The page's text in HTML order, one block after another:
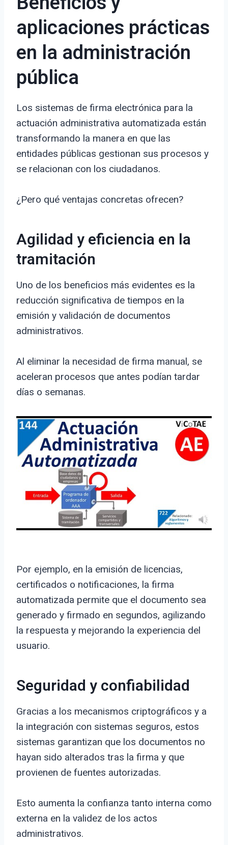
aplicaciones prácticas
en la administración
pública
Los sistemas de firma electrónica para la
actuación administrativa automatizada están
transformando la manera en que las
entidades públicas gestionan sus procesos y
se relacionan con los ciudadanos.
¿Pero qué ventajas concretas ofrecen?
Agilidad y eficiencia en la
tramitación
Uno de los beneficios más evidentes es la
reducción significativa de tiempos en la
emisión y validación de documentos
administrativos.
Al eliminar la necesidad de firma manual, se
aceleran procesos que antes podían tardar
días o semanas.
Por ejemplo, en la emisión de licencias,
certificados o notificaciones, la firma
automatizada permite que el documento sea
generado y firmado en segundos, agilizando
la respuesta y mejorando la experiencia del
usuario.
Seguridad y confiabilidad
Gracias a los mecanismos criptográficos y a
la integración con sistemas seguros, estos
sistemas garantizan que los documentos no
hayan sido alterados tras la firma y que
provienen de fuentes autorizadas.
Esto aumenta la confianza tanto interna como
externa en la validez de los actos
administrativos.